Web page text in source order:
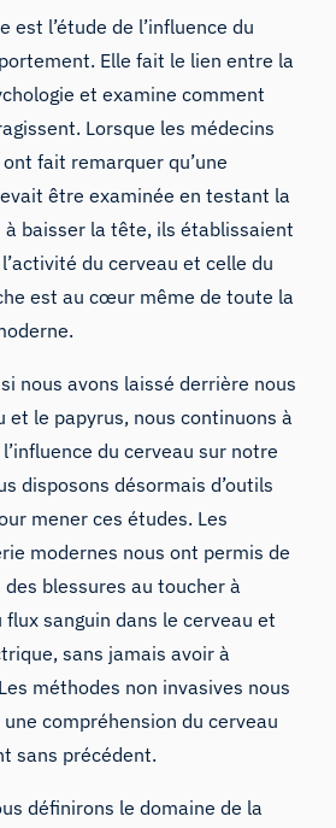
est l’étude de l’influence du
Elle fait le lien entre la
et examine comment
Lorsque les médecins
fait remarquer qu’une
être examinée en testant la
baisser la tête, ils établissaient
du cerveau et celle du
est au cœur même de toute la
nous avons laissé derrière nous
et le papyrus, nous continuons à
du cerveau sur notre
disposons désormais d’outils
mener ces études. Les
modernes nous ont permis de
des blessures au toucher à
flux sanguin dans le cerveau et
sans jamais avoir à
méthodes non invasives nous
compréhension du cerveau
sans précédent.
définirons le domaine de la